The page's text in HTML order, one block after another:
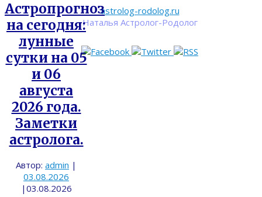
astrolog-rodolog.ru
Наталья Астролог-Родолог
Астропрогноз
на сегодня:
лунные
сутки на 05
и 06
августа
2026 года.
Заметки
астролога.
Автор: admin |
03.08.2026
| 03.08.2026